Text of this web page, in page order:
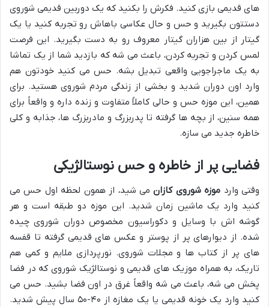
های قدیمی بازی کنید. فکرش را بکنید که یک دوربین قدیمی شوروی
دستتون بگیرید و حس و حال عکاسی باهاش رو تجربه کنید یا یک
گیتار از بین هزاران گیتار معروف رو به دست بگیرید. این فرصت
لمس کردن و تجربه کردن، باعث می شه که بازدید شما از یک تماشا
به یک ماجراجویی واقعی تبدیل بشه. حس می کنید خودتون هم
وارد اون دوران شدید و بخشی از زندگی مردم شوروی هستید. برای
همین، این موزه حس و حالی کاملاً متفاوت و زنده داره و واقعاً برای
همه سنین، از بچه ها گرفته تا پدربزرگ و مادربزرگ ها، جذابه و کلی
خاطره جدید می سازه.
فضایی پر از خاطره و حس نوستالژیکی
وقتی وارد موزه شوروی کازانمی شید، از همون لحظه اول حس می
کنید وارد یک ماشین زمان شدید. این موزه دو طبقه است و هر
گوشه اش با وسایل و دکوراسیون مخصوص دوران شوروی چیده
شده. از دیوارهای پر از پوستر و عکس های قدیمی گرفته تا قفسه
های پر از کتاب ها و مجلات شوروی. نورپردازی ملایم و کمی هم
تاریک، به همراه موزیک های قدیمی و نوستالژیک شوروی که در فضا
پخش می شه، باعث می شه واقعاً غرق در اون فضا بشید. حس می
کنید وارد یک خونه قدیمی یا یک مغازه از ۴۰-۵۰ سال پیش شدید.